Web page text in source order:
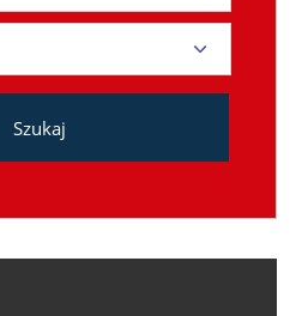
Szukaj